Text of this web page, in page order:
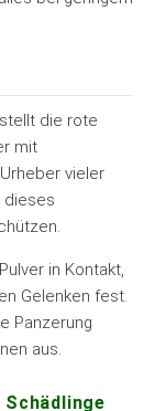
die rote
mit
vieler
dieses
in Kontakt,
Gelenken fest.
Panzerung
aus.